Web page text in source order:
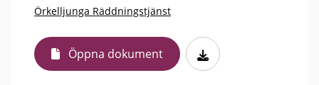
Örkelljunga Räddningstjänst
Öppna dokument